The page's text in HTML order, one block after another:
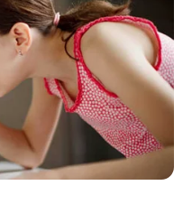
online zu bezahlenSind
mit PayPal vertraut
App geworden ist. Es
Zeit in der Branche und
warum das so